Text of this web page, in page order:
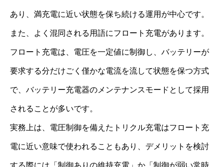
あり、満充電に近い状態を保ち続ける運用が中心です。
また、よく混同される用語にフロート充電があります。
フロート充電は、電圧を一定値に制御し、バッテリーが
要求する分だけごく僅かな電流を流して状態を保つ方式
で、バッテリー充電器のメンテナンスモードとして採用
されることが多いです。
実務上は、電圧制御を備えたトリクル充電はフロート充
電に近い意味で使われることもあり、デメリットを検討
する際には「制御ありの維持充電」か「制御が弱い常時